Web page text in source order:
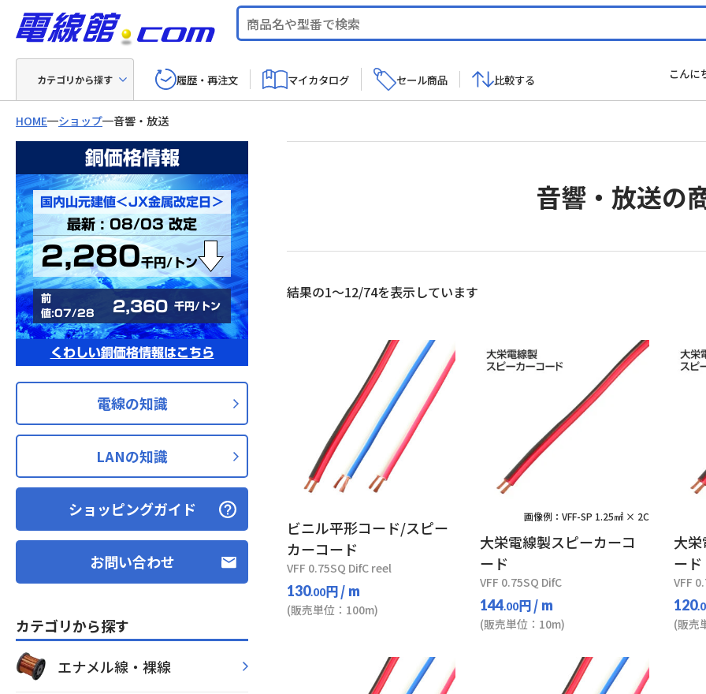
カテゴリから探す 履歴・再注文 マイカタログ セール商品 比較する こんに
HOME ショップ 音響・放送
銅価格情報
国内山元建値＜JX金属改定日＞
最新 : 08/03 改定
2,280千円/トン
前
値:07/28
2,360 千円/トン
くわしい銅価格情報はこちら
電線の知識
LANの知識
ショッピングガイド
お問い合わせ
カテゴリから探す
エナメル線・裸線
音響・放送の
結果の1～12/74を表示しています新
順
ビニル平形コード/スピー
カーコード
VFF 0.75SQ DifC reel
130.00円/ m
(販売単位：100m)
画像例：VFF-SP 1.25㎟ × 2C
大栄電線製スピーカーコ
ード
VFF 0.75SQ DifC
144.00円/ m
(販売単位：10m)
大
ード
VFF
120
(販売